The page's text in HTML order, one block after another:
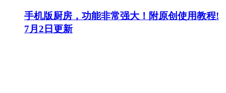
手机版厨房，功能非常强大！附原创使用教程!
7月2日更新